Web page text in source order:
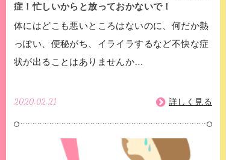
症！忙しいからと放っておかないで！
体にはどこも悪いところはないのに、何だか熱
っぽい、便秘がち、イライラするなど不快な症
状が出ることはありませんか…
2020.02.21 詳しく見る